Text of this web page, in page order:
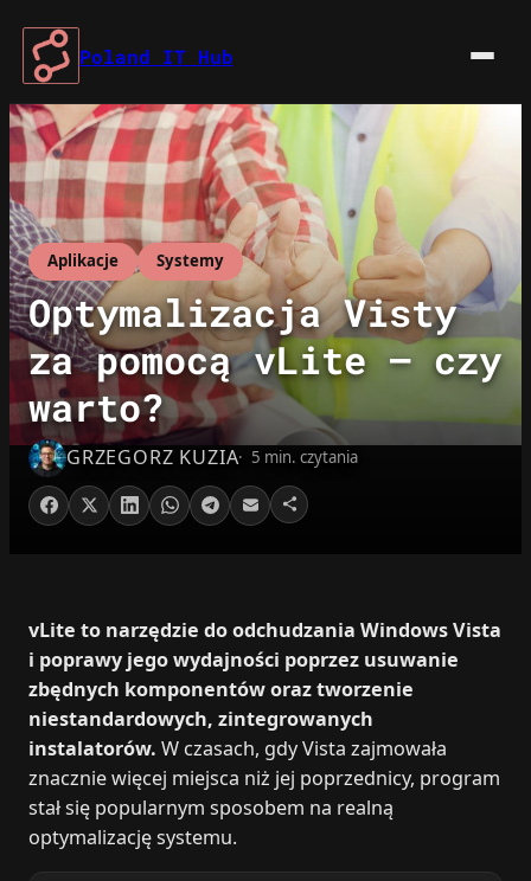
Przejdź
treści
Poland IT Hub
Aplikacje Systemy
Optymalizacja Visty
za pomocą vLite – czy
warto?
GRZEGORZ KUZIA 5 min. czytania
vLite to narzędzie do odchudzania Windows Vista
i poprawy jego wydajności poprzez usuwanie
zbędnych komponentów oraz tworzenie
niestandardowych, zintegrowanych
instalatorów. W czasach, gdy Vista zajmowała
znacznie więcej miejsca niż jej poprzednicy, program
stał się popularnym sposobem na realną
optymalizację systemu.